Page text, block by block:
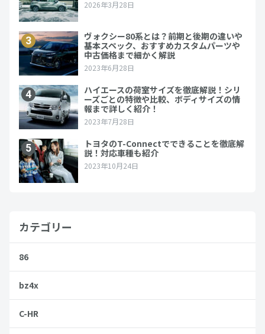
カテゴリー
86
bz4x
C-HR